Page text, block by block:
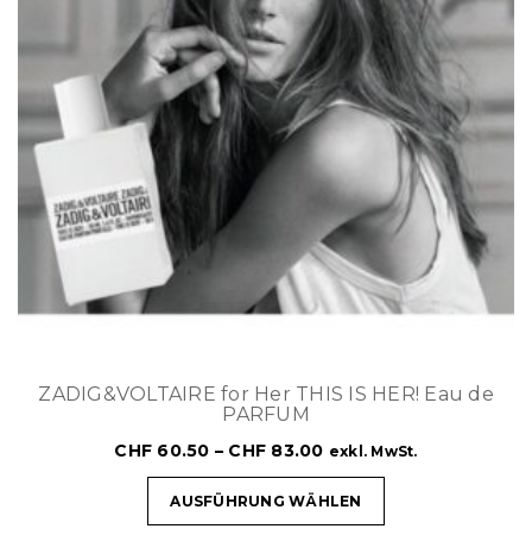
ZADIG&VOLTAIRE for Her THIS IS HER! Eau de
PARFUM
CHF 60.50 – CHF 83.00 exkl. MwSt.
AUSFÜHRUNG WÄHLEN